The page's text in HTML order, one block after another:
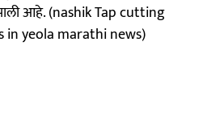
आहे. (nashik Tap cutting
yeola marathi news)